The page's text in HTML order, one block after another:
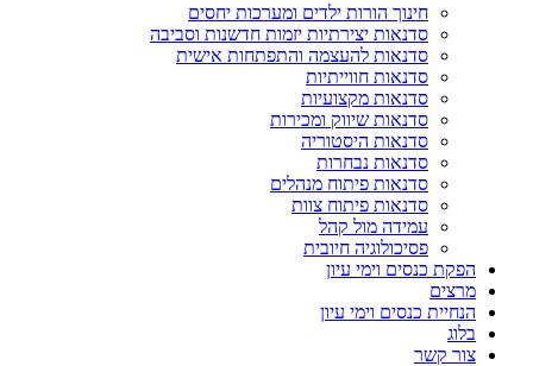
חינוך הורות ילדים ומערכות יחסים
סדנאות יצירתיות יזמות חדשנות וסביבה
סדנאות להעצמה והתפתחות אישית
סדנאות חווייתיות
סדנאות מקצועיות
סדנאות שיווק ומכירות
סדנאות היסטוריה
סדנאות נבחרות
סדנאות פיתוח מנהלים
סדנאות פיתוח צוות
עמידה מול קהל
פסיכולוגיה חיובית
הפקת כנסים וימי עיון
מרצים
הנחיית כנסים וימי עיון
בלוג
צור קשר